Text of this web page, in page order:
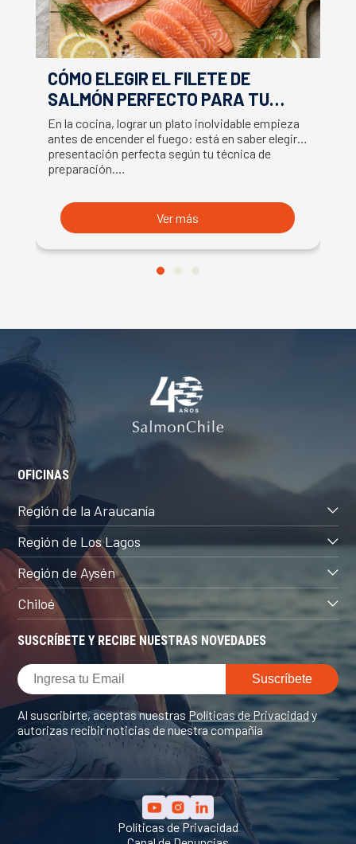
CÓMO ELEGIR EL FILETE DE
SALMÓN PERFECTO PARA TU
RECETA
En la cocina, lograr un plato inolvidable empieza
antes de encender el fuego: está en saber elegir la
presentación perfecta según tu técnica de
preparación.…
Ver más
SUSCRÍBETE Y RECIBE NUESTRAS NOVEDADES
Al suscribirte, aceptas nuestras Políticas de Privacidady
autorizas recibir noticias de nuestra compañía
OFICINAS
Región de la Araucanía
Región de Los Lagos
Región de Aysén
Chiloé
Políticas de Privacidad